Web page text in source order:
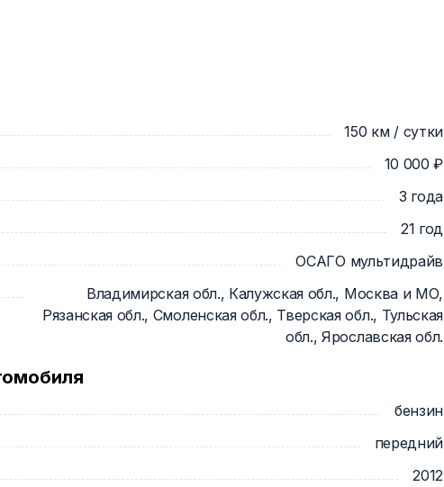
подъезда (по Москве) с 11:00 до 18:00. Стоимость доставки
в автомобиле.
150 км / сутки
10 000 ₽
3 года
21 год
ОСАГО мультидрайв
Владимирская обл., Калужская обл., Москва и МО,
Рязанская обл., Смоленская обл., Тверская обл., Тульская
обл., Ярославская обл.
бензин
передний
2012